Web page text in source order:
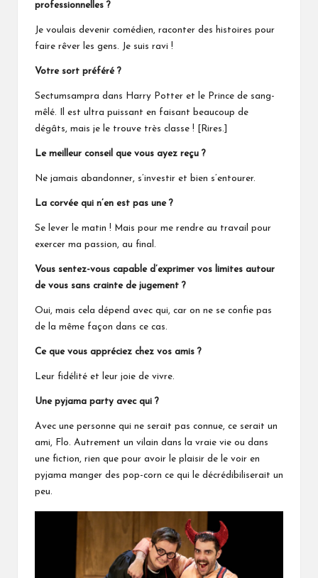
professionnelles ?
Je voulais devenir comédien, raconter des histoires pour
faire rêver les gens. Je suis ravi !
Votre sort préféré ?
Sectumsampra dans Harry Potter et le Prince de sang-
mêlé. Il est ultra puissant en faisant beaucoup de
dégâts, mais je le trouve très classe ! [Rires.]
Le meilleur conseil que vous ayez reçu ?
Ne jamais abandonner, s’investir et bien s’entourer.
La corvée qui n’en est pas une ?
Se lever le matin ! Mais pour me rendre au travail pour
exercer ma passion, au final.
Vous sentez-vous capable d’exprimer vos limites autour
de vous sans crainte de jugement ?
Oui, mais cela dépend avec qui, car on ne se confie pas
de la même façon dans ce cas.
Ce que vous appréciez chez vos amis ?
Leur fidélité et leur joie de vivre.
Une pyjama party avec qui ?
Avec une personne qui ne serait pas connue, ce serait un
ami, Flo. Autrement un vilain dans la vraie vie ou dans
une fiction, rien que pour avoir le plaisir de le voir en
pyjama manger des pop-corn ce qui le décrédibiliserait un
peu.